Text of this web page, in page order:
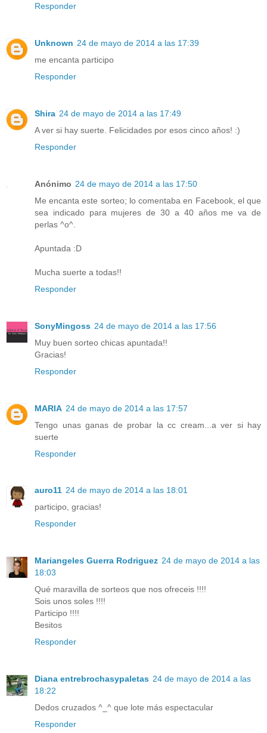
Responder
Unknown 24 de mayo de 2014 a las 17:39
me encanta participo
Responder
Shira 24 de mayo de 2014 a las 17:49
A ver si hay suerte. Felicidades por esos cinco años! :)
Responder
Anónimo 24 de mayo de 2014 a las 17:50
Me encanta este sorteo; lo comentaba en Facebook, el que
sea indicado para mujeres de 30 a 40 años me va de
perlas ^o^.
Apuntada :D
Mucha suerte a todas!!
Responder
SonyMingoss 24 de mayo de 2014 a las 17:56
Muy buen sorteo chicas apuntada!!
Gracias!
Responder
MARIA 24 de mayo de 2014 a las 17:57
Tengo unas ganas de probar la cc cream...a ver si hay
suerte
Responder
auro11 24 de mayo de 2014 a las 18:01
participo, gracias!
Responder
Mariangeles Guerra Rodriguez 24 de mayo de 2014 a las
18:03
Qué maravilla de sorteos que nos ofreceis !!!!
Sois unos soles !!!!
Participo !!!!
Besitos
Responder
Diana entrebrochasypaletas 24 de mayo de 2014 a las
18:22
Dedos cruzados ^_^ que lote más espectacular
Responder